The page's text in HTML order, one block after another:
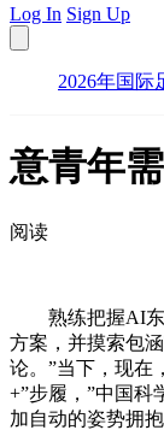
Log In Sign Up
2026年国际
意青年
阅读
熟练把握AI东西
方案，并摸索包
论。”当下，现在
+”步履，”中国
加自动的姿势拥